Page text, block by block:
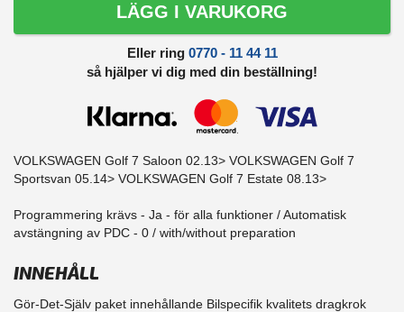
LÄGG I VARUKORG
Eller ring 0770 - 11 44 11
så hjälper vi dig med din beställning!
VOLKSWAGEN Golf 7 Saloon 02.13> VOLKSWAGEN Golf 7
Sportsvan 05.14> VOLKSWAGEN Golf 7 Estate 08.13>
Programmering krävs - Ja - för alla funktioner / Automatisk
avstängning av PDC - 0 / with/without preparation
INNEHÅLL
Gör-Det-Själv paket innehållande Bilspecifik kvalitets dragkrok